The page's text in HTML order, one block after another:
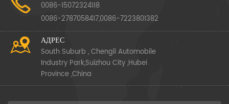
0086-15072324118
0086-2787058417,0086-7223801382
АДРЕС
South Suburb , Chengli Automobile
Industry Park,Suizhou City ,Hubei
Province ,China